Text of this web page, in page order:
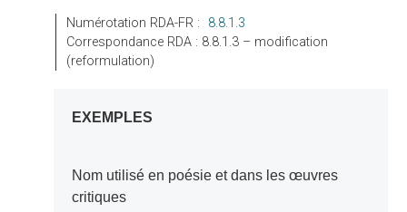
Numérotation RDA-FR : 8.8.1.3
Correspondance RDA : 8.8.1.3 – modification
(reformulation)
EXEMPLES
Nom utilisé en poésie et dans les œuvres
critiques